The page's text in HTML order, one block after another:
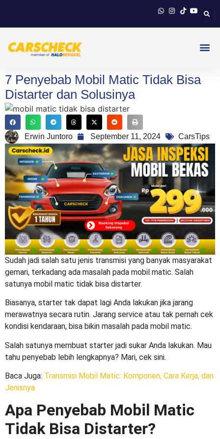
7 Penyebab Mobil Matic Tidak Bisa
Distarter dan Solusinya
Erwin Juntoro September 11, 2024 CarsTips
Sudah jadi salah satu jenis transmisi yang banyak masyarakat
gemari, terkadang ada masalah pada mobil matic. Salah
satunya mobil matic tidak bisa distarter.
Biasanya, starter tak dapat lagi Anda lakukan jika jarang
merawatnya secara rutin. Jarang service atau tak pernah cek
kondisi kendaraan, bisa bikin masalah pada mobil matic.
Salah satunya membuat starter jadi sukar Anda lakukan. Mau
tahu penyebab lebih lengkapnya? Mari, cek sini.
Baca Juga: Transmisi Mobil Matic: Komponen, Cara Kerja, dan
Jenisnya
Apa Penyebab Mobil Matic
Tidak Bisa Distarter?